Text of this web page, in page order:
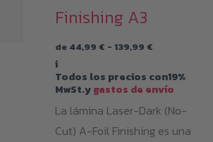
Finishing A3
de 44,99 € - 139,99 €
desde
44,99 €
139,99 €
i
Todos los precios con19%
MwSt.ygastos de envío
La lámina Laser-Dark (No-
Cut) A-Foil Finishing es una